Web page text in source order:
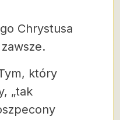
Chrystusa
który
„tak